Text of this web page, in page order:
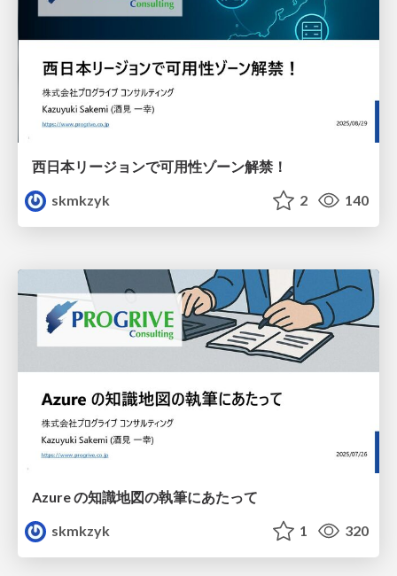
西日本リージョンで可用性ゾーン解禁！
skmkzyk
2 140
Azure の知識地図の執筆にあたって
skmkzyk
1 320